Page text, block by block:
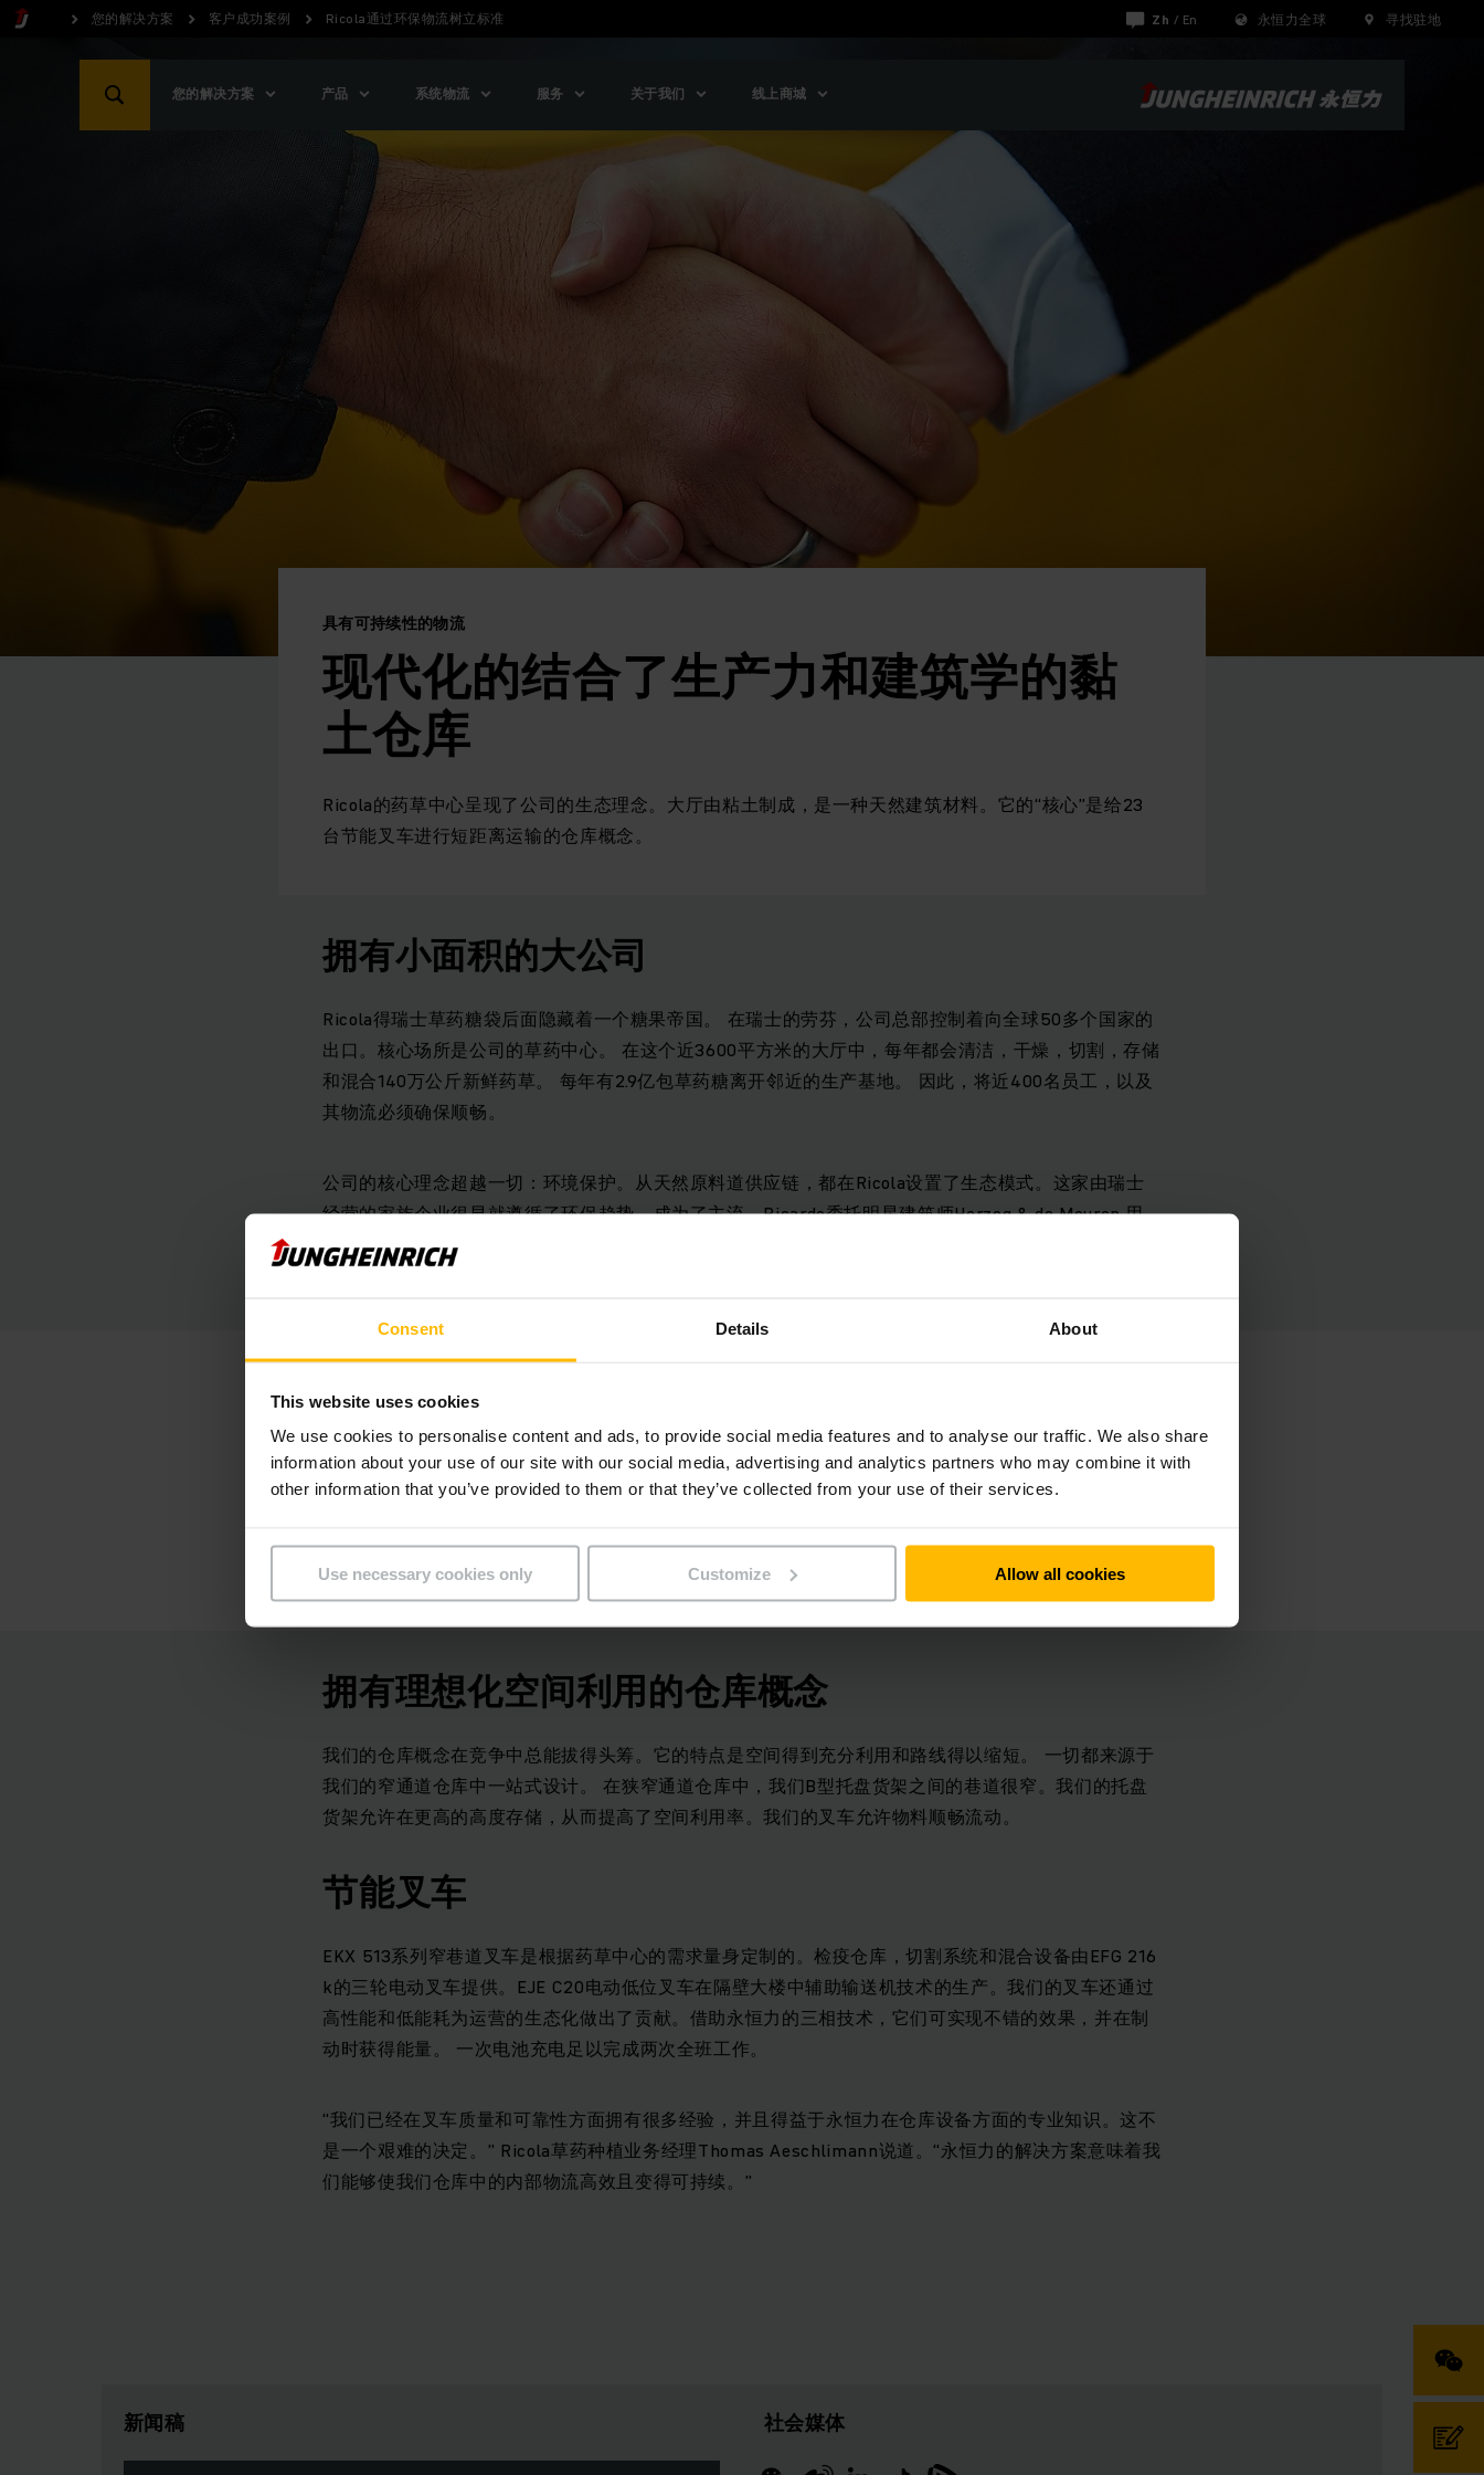
Consent Details About
This website uses cookies
We use cookies to personalise content and ads, to provide social media features and to analyse our traffic. We also share
information about your use of our site with our social media, advertising and analytics partners who may combine it with
other information that you’ve provided to them or that they’ve collected from your use of their services.
Use necessary cookies only Customize Allow all cookies
您的解决方案 客户成功案例 Ricola通过环保物流树立标准 Zh / En 永恒力全球 寻找驻地
您的解决方案 产品 系统物流 服务 关于我们 线上商城
具有可持续性的物流
现代化的结合了生产力和建筑学的黏
土仓库
Ricola的药草中心呈现了公司的生态理念。大厅由粘土制成，是一种天然建筑材料。它的“核心”是给23
台节能叉车进行短距离运输的仓库概念。
拥有小面积的大公司
Ricola得瑞士草药糖袋后面隐藏着一个糖果帝国。 在瑞士的劳芬，公司总部控制着向全球50多个国家的
出口。核心场所是公司的草药中心。 在这个近3600平方米的大厅中，每年都会清洁，干燥，切割，存储
和混合140万公斤新鲜药草。 每年有2.9亿包草药糖离开邻近的生产基地。 因此，将近400名员工，以及
其物流必须确保顺畅。
公司的核心理念超越一切：环境保护。从天然原料道供应链，都在Ricola设置了生态模式。这家由瑞士
经营的家族企业很早就遵循了环保趋势，成为了主流。Ricardo委托明星建筑师Herzog & de Meurcn 用
纯天然材料设计药草中心：它是欧洲知名的黏土建筑。生产和效率是重中之重，一切事物后面也是环保
的。特别是仓库物流也减少二氧化碳。
RICOLA草药种植业务经理说道：
“永恒力的解决方案意味着我们可以使我们仓库中
拥有理想化空间利用的仓库概念
我们的仓库概念在竞争中总能拔得头筹。它的特点是空间得到充分利用和路线得以缩短。 一切都来源于
我们的窄通道仓库中一站式设计。 在狭窄通道仓库中，我们B型托盘货架之间的巷道很窄。我们的托盘
货架允许在更高的高度存储，从而提高了空间利用率。我们的叉车允许物料顺畅流动。
节能叉车
EKX 513系列窄巷道叉车是根据药草中心的需求量身定制的。检疫仓库，切割系统和混合设备由EFG 216
k的三轮电动叉车提供。EJE C20电动低位叉车在隔壁大楼中辅助输送机技术的生产。我们的叉车还通过
高性能和低能耗为运营的生态化做出了贡献。借助永恒力的三相技术，它们可实现不错的效果，并在制
动时获得能量。 一次电池充电足以完成两次全班工作。
“我们已经在叉车质量和可靠性方面拥有很多经验，并且得益于永恒力在仓库设备方面的专业知识。这不
是一个艰难的决定。” Ricola草药种植业务经理Thomas Aeschlimann说道。“永恒力的解决方案意味着我
们能够使我们仓库中的内部物流高效且变得可持续。”
新闻稿 社会媒体